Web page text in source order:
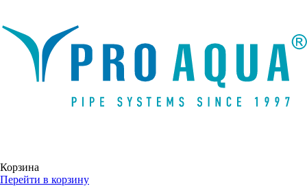
Корзина
Перейти в корзину